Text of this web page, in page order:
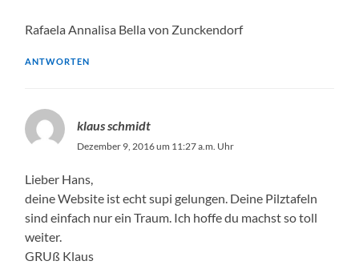
Rafaela Annalisa Bella von Zunckendorf
ANTWORTEN
klaus schmidt
Dezember 9, 2016 um 11:27 a.m. Uhr
Lieber Hans,
deine Website ist echt supi gelungen. Deine Pilztafeln
sind einfach nur ein Traum. Ich hoffe du machst so toll
weiter.
GRUß Klaus